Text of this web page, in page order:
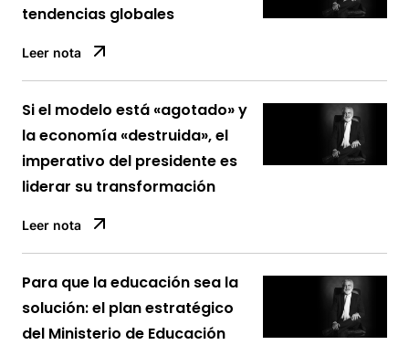
tendencias globales
Leer nota
Si el modelo está «agotado» y
la economía «destruida», el
imperativo del presidente es
liderar su transformación
Leer nota
Para que la educación sea la
solución: el plan estratégico
del Ministerio de Educación